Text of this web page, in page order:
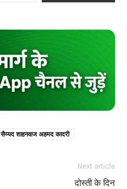
सैय्यद शाहनवाज अहमद कादरी
Next article
दोस्ती के दिन